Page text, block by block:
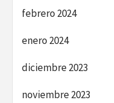
febrero 2024
enero 2024
diciembre 2023
noviembre 2023